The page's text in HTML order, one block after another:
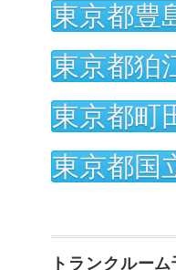
東京都豊
東京都狛
東京都町
東京都国
トランクルー